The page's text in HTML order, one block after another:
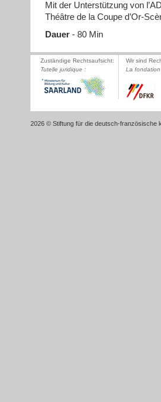
Mit der Unterstützung von
Théâtre de la Coupe d’Or-
Dauer - 80 Min
Zuständige Rechtsaufsicht:
Tutelle juridique :
Wir sind
La
2026 © Stiftung für die deutsch-französische